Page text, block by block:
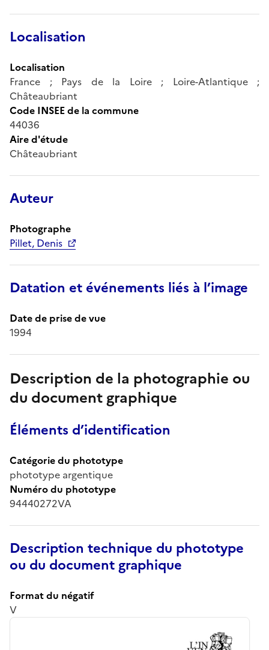
Localisation
Localisation
France ; Pays de la Loire ; Loire-Atlantique ;
Châteaubriant
Code INSEE de la commune
44036
Aire d'étude
Châteaubriant
Auteur
Photographe
Pillet, Denis
Datation et événements liés à l’image
Date de prise de vue
1994
Description de la photographie ou
du document graphique
Éléments d’identification
Catégorie du phototype
phototype argentique
Numéro du phototype
94440272VA
Description technique du phototype
ou du document graphique
Format du négatif
V